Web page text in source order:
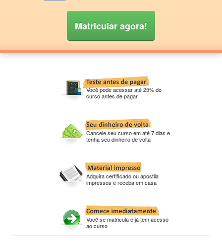
Matricular agora!
Você pode acessar até 25% do
curso antes de pagar
Cancele seu curso em até 7 dias e
tenha seu dinheiro de volta
Adquira certificado ou apostila
impressos e receba em casa
Você se matricula e já tem acesso
ao curso